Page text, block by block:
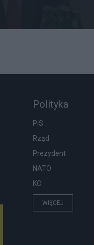
Polityka
PiS
Rząd
Prezydent
NATO
KO
WIĘCEJ